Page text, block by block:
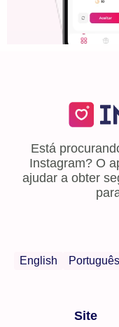
Está
Instagram? O
ajudar a obter
English Português
Site